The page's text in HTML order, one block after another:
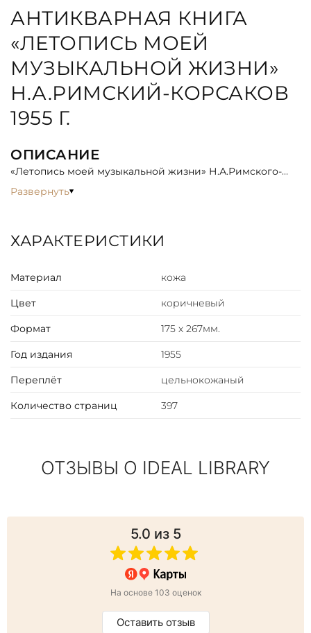
АНТИКВАРНАЯ КНИГА
«ЛЕТОПИСЬ МОЕЙ
МУЗЫКАЛЬНОЙ ЖИЗНИ»
Н.А.РИМСКИЙ-КОРСАКОВ
1955 Г.
ОПИСАНИЕ
«Летопись моей музыкальной жизни» Н.А.Римского-
Корсакова — выдающееся явление в мировой
которой рассказана история его сочинений,
охарактеризованы современники и русская
Развернуть
ХАРАКТЕРИСТИКИ
Материал кожа
Цвет коричневый
Формат 175 х 267мм.
Год издания 1955
Переплёт цельнокожаный
Количество страниц 397
ОТЗЫВЫ О IDEAL LIBRARY
5.0 из 5
На основе 103 оценок
Оставить отзыв